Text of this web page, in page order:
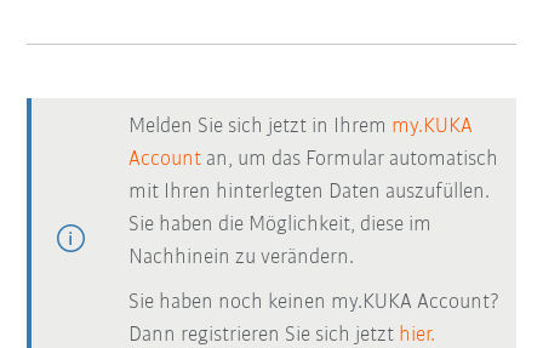
Melden Sie sich jetzt in Ihrem my.KUKA
Account an, um das Formular automatisch
mit Ihren hinterlegten Daten auszufüllen.
Sie haben die Möglichkeit, diese im
Nachhinein zu verändern.
Sie haben noch keinen my.KUKA Account?
Dann registrieren Sie sich jetzt hier.